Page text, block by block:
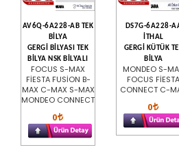
AV6Q-6A228-AB TEK
BİLYA
GERGİ BİLYASI TEK
BİLYA NSK BİLYALI
FOCUS S-MAX
FİESTA FUSİON B-
MAX C-MAX S-MAX
MONDEO CONNECT
0
DS7G-6A228-
İTHAL
GERGİ KÜTÜK
BİLYA
MONDEO S-
FOCUS FİESTA
CONNECT C-
0